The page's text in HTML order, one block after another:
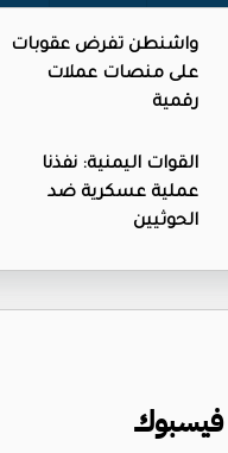
واشنطن تفرض عقوبات
على منصات عملات
رقمية
القوات اليمنية: نفذنا
عملية عسكرية ضد
الحوثيين